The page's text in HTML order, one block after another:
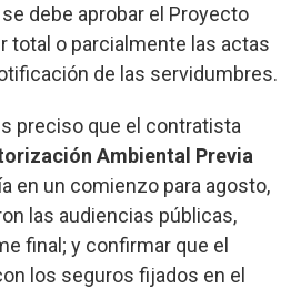
debe aprobar el Proyecto
total o parcialmente las actas
de las servidumbres.
preciso que el contratista
Ambiental Previa
en un comienzo para agosto,
las audiencias públicas,
final; y confirmar que el
los seguros fijados en el